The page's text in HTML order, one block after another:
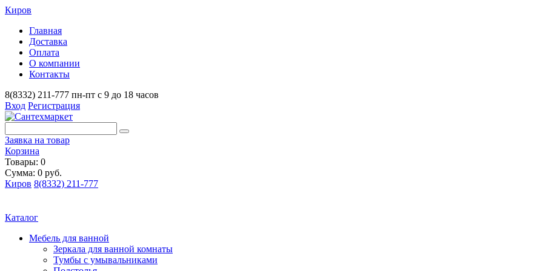
Киров
Главная
Доставка
Оплата
О компании
Контакты
8(8332) 211-777 пн-пт с 9 до 18 часов
Вход Регистрация
Заявка на товар
Корзина
Товары: 0
Сумма: 0 руб.
Киров 8(8332) 211-777
Каталог
Мебель для ванной
Зеркала для ванной комнаты
Тумбы с умывальниками